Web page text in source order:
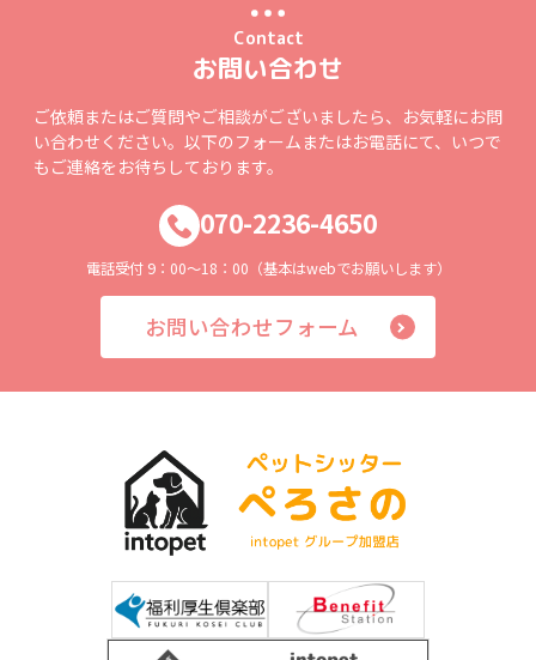
Contact
お問い合わせ
ご依頼またはご質問やご相談がございましたら、お気軽にお問
い合わせください。以下のフォームまたはお電話にて、いつで
もご連絡をお待ちしております。
070-2236-4650
電話受付 9：00～18：00（基本はwebでお願いします）
お問い合わせフォーム